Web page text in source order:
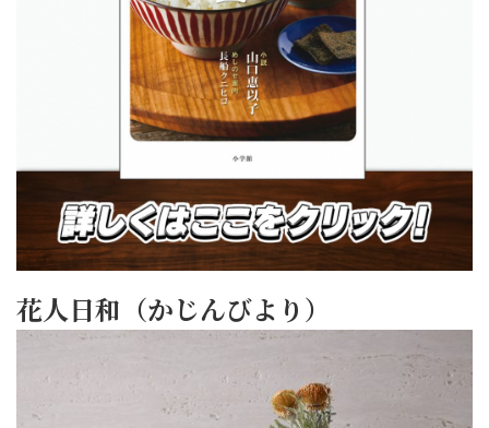
花人日和（かじんびより）